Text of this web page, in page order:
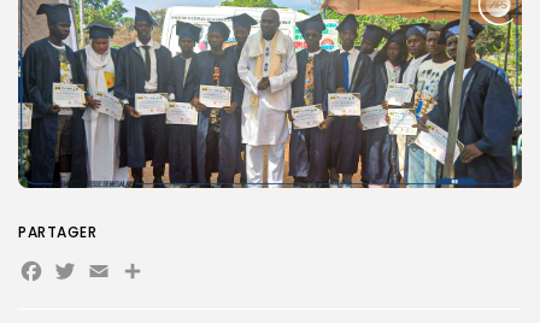
PARTAGER
Facebook
Twitter
EmailPartager